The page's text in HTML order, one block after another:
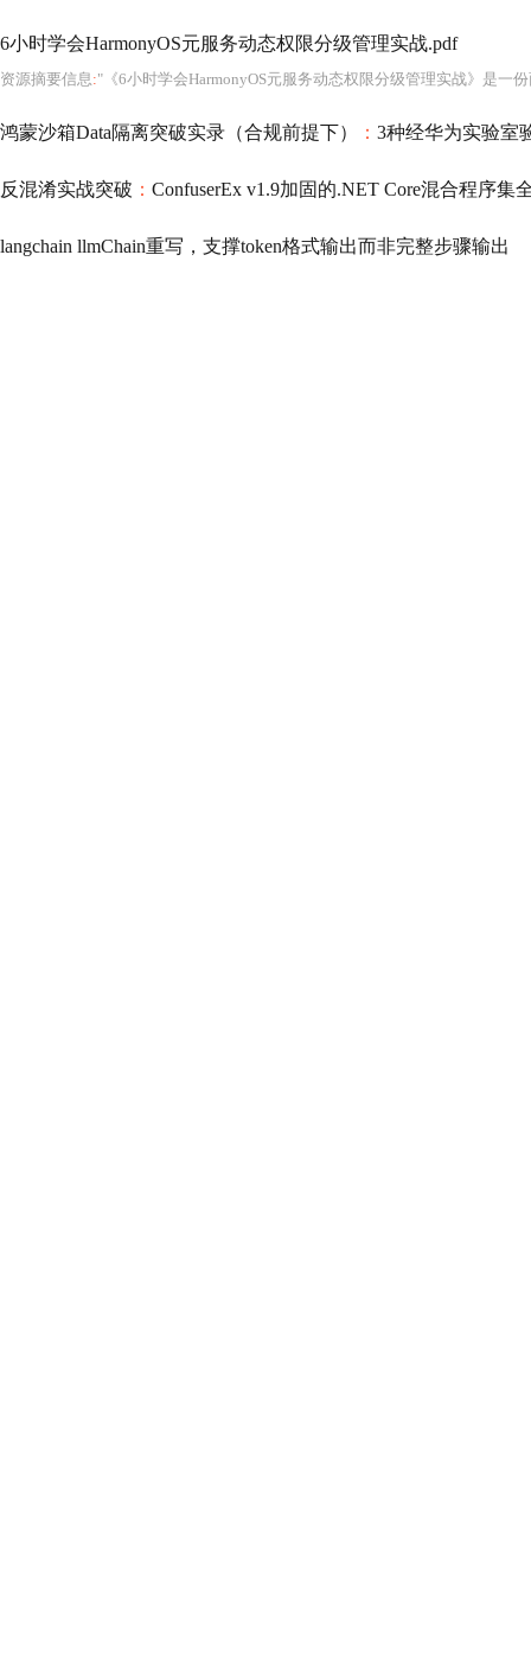
6小时学会HarmonyOS元服务动态权限分级管理实战.pdf
资源摘要信息:"《6小时学会HarmonyOS元服务动态权限分级管理实战》是一份面向中高级HarmonyOS应用开发者的技术实践指南，系统性地覆盖了元服务（Atomic Service）架构下动态权限分级管理体系的理论基础、设计原理、开发流程与工程落地全链路。文档以ArkTS语言为核心编程范式，深度融合HarmonyOS 4.x/5.x最新安全机制，重点围绕PermissionDescriptor权
鸿蒙沙箱Data隔离突破实录（合规前提下） ： 3种经华为实验室验证的跨
反混淆实战突破 ： ConfuserEx v1.9加固的.NET Core混合程序集全自动还原
langchain llmChain重写，支撑token格式输出而非完整步骤输出